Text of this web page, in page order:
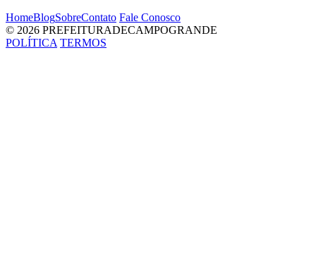
HomeBlogSobreContato Fale Conosco
© 2026 PREFEITURADECAMPOGRANDE
POLÍTICA TERMOS